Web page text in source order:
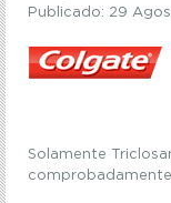
Publicado: 29
Solamente